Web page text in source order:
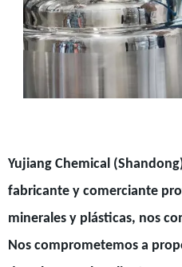
Yujiang Chemical
fabricante y comerciante
minerales y plásticas, nos
Nos comprometemos a